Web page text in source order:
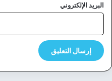
البريد الإلكتروني